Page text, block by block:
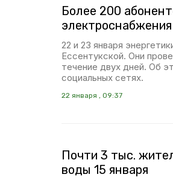
Более 200
22 и 23 января
Ессентукской. Они
течение двух дней. Об
социальных сетях.
22 января , 09:37
Почти 3 тыс.
воды 15 января